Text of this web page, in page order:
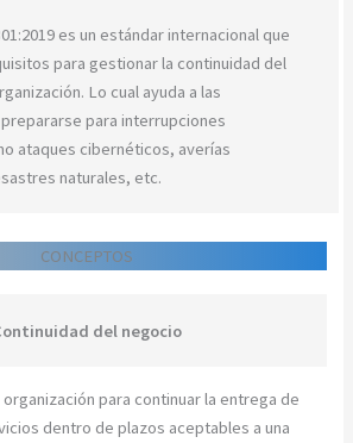
es un estándar internacional que
para gestionar la continuidad del
Lo cual ayuda a las
para interrupciones
ataques cibernéticos, averías
naturales, etc.
CONCEPTOS
del negocio
organización para continuar la entrega de
dentro de plazos aceptables a una